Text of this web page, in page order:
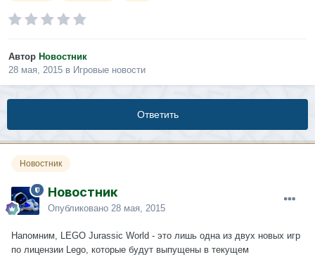
Автор Новостник
28 мая, 2015 в Игровые новости
Ответить
Новостник
Новостник
Опубликовано 28 мая, 2015
Напомним, LEGO Jurassic World - это лишь одна из двух новых игр
по лицензии Lego, которые будут выпущены в текущем